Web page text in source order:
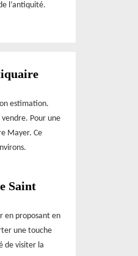
l’antiquité.
estimation.
vendre. Pour une
Mayer. Ce
Saint
en proposant en
une touche
de visiter la